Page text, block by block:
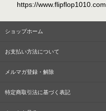
https://www.flipflop1010.com
ショップホーム
お支払い方法について
メルマガ登録・解除
特定商取引法に基づく表記